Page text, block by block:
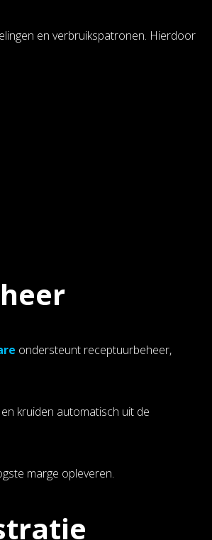
en verbruikspatronen. Hierdoor
ondersteunt receptuurbeheer,
kruiden automatisch uit de
marge opleveren.